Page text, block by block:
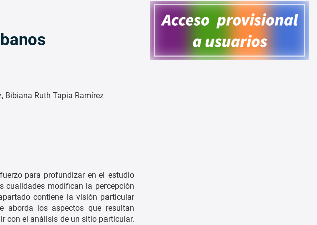
Bibiana Ruth Tapia Ramírez
para profundizar en el estudio
cualidades modifican la percepción
contiene la visión particular
aborda los aspectos que resultan
con el análisis de un sitio particular.